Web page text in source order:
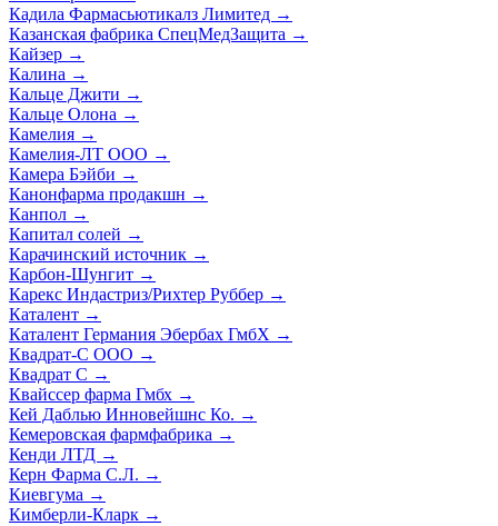
Кадила Фармасьютикалз Лимитед →
Казанская фабрика СпецМедЗащита →
Кайзер →
Калина →
Кальце Джити →
Кальце Олона →
Камелия →
Камелия-ЛТ ООО →
Камера Бэйби →
Канонфарма продакшн →
Канпол →
Капитал солей →
Карачинский источник →
Карбон-Шунгит →
Карекс Индастриз/Рихтер Руббер →
Каталент →
Каталент Германия Эбербах ГмбХ →
Квадрат-С ООО →
Квадрат С →
Квайссер фарма Гмбх →
Кей Даблью Инновейшнс Ко. →
Кемеровская фармфабрика →
Кенди ЛТД →
Керн Фарма С.Л. →
Киевгума →
Кимберли-Кларк →